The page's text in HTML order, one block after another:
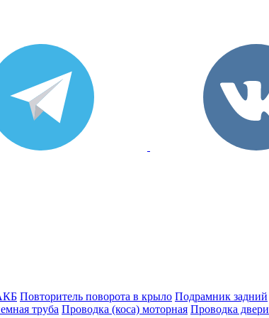
Повторитель поворота в крыло Подрамник задний
труба Проводка (коса) моторная Проводка двери